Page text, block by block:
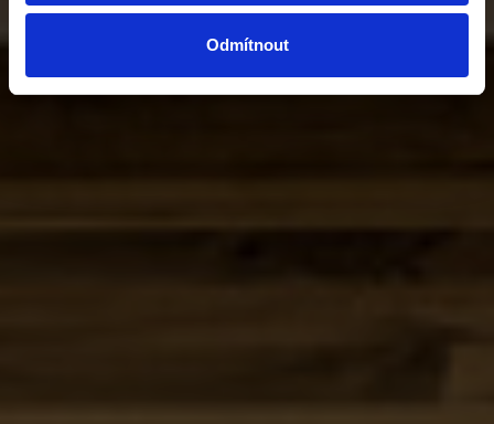
Odmítnout